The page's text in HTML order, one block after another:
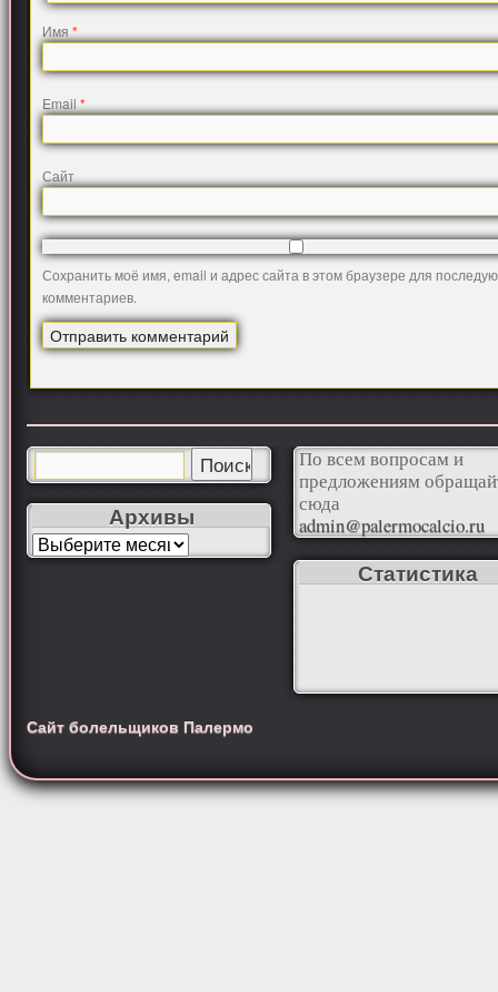
Имя*
Email*
Сайт
Сохранить моё имя, email и адрес сайта в этом браузере для
комментариев.
Архивы
По всем вопросам и
предложениям
сюда
admin@palermocalcio.ru
Статистика
Сайт болельщиков Палермо